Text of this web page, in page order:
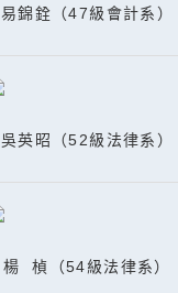
易錦銓（47級會計系）
吳英昭（52級法律系）
楊 楨（54級法律系）